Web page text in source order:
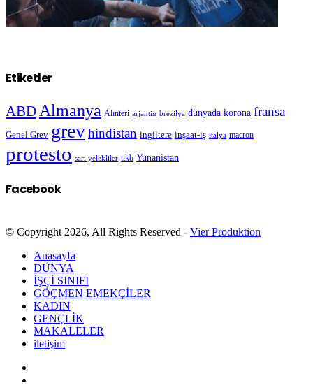
Etiketler
ABD Almanya Alınteri arjantin brezilya dünyada korona fransa
Genel Grev grevhindistan ingiltere inşaat-iş italya macron
protesto sarı yelekliler tikb Yunanistan
Facebook
© Copyright 2026, All Rights Reserved - Vier Produktion
Anasayfa
DÜNYA
İŞÇİ SINIFI
GÖÇMEN EMEKÇİLER
KADIN
GENÇLİK
MAKALELER
iletişim